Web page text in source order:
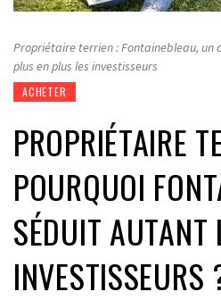
Propriétaire terrien : Fontainebleau, un
plus en plus les investisseurs
ACHETER
PROPRIÉTAIRE
POURQUOI
SÉDUIT AUTANT
INVESTISSEURS